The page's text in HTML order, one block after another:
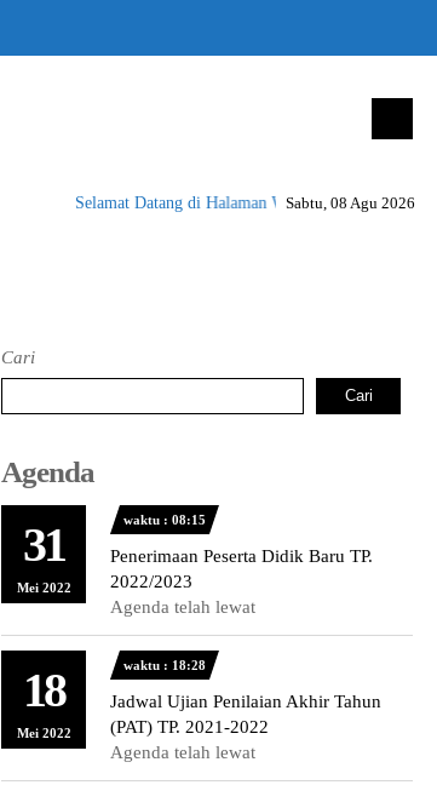
Sabtu, 08 Agu 2026
Selamat Datang di Halaman Website SMK Negeri 1
Cari
Cari
Agenda
31
Mei 2022
waktu : 08:15
Penerimaan Peserta Didik Baru TP.
2022/2023
Agenda telah lewat
18
Mei 2022
waktu : 18:28
Jadwal Ujian Penilaian Akhir Tahun
(PAT) TP. 2021-2022
Agenda telah lewat